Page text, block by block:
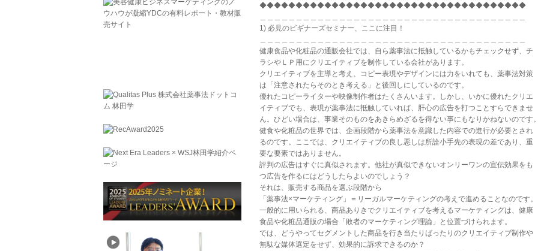
◆◆◆◆◆◆◆◆◆◆◆◆◆◆◆◆◆◆◆◆◆◆◆◆◆◆◆◆◆◆◆◆◆◆◆◆◆
1) 必見のビギナーズセミナー、ここに注目！
健康食品や化粧品の通販会社では、自ら薬事法に抵触しているかもチェックせず、チ
ラシやＬＰ用にクリエイティブを制作している会社があります。
クリエイティブを主導と考え、コピー表現やデザインには力をいれても、薬事法対策
は「注意されたらそのとき考える」と後回しにしているのです。
優れたコピーライターや映像制作者はたくさんいます。しかし、いかに優れたクリエ
イティブでも、表現が薬事法に抵触していれば、肝心の広告を打つことすらできませ
ん。ひどい場合は、事業そのものをあきらめざるを得ない事にもなりかねないのです。
健食や化粧品の世界では、企画段階から薬事法を意識した内容での進行が必要とされ
るのです。ここでは、クリエイティブの良し悪しは所詮小手先の表現の差であり、重
要な要素ではありません。
評判の広告はすぐに真似されます。他社が真似できないオンリーワンの宣伝効果をも
つ広告を作るにはどうしたらよいのでしょう？
それは、販売する商品を選ぶ段階から
「薬事法×マーケティング」＝リーガルマーケティングの考えで進めることなのです。
一般的に用いられる、商品ありきでクリエイティブを考えるマーケティングは、健康
食品や化粧品通販の場合「敗者のマーケティング理論」と位置づけられます。
では、どうやってセグメントした商品を行き当たりばったりのクリエイティブ制作や
無駄な媒体選定をせず、効果的に訴求できるのか？